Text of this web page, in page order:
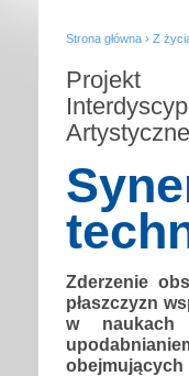
Strona główna › Z
Projekt
Zderzenie
płaszczyzn
w naukach
obejmujących